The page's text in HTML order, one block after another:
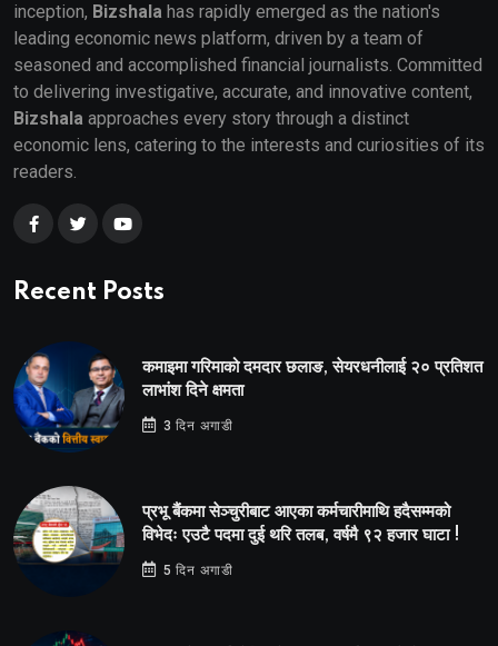
inception, Bizshala has rapidly emerged as the nation's
leading economic news platform, driven by a team of
seasoned and accomplished financial journalists. Committed
to delivering investigative, accurate, and innovative content,
Bizshala approaches every story through a distinct
economic lens, catering to the interests and curiosities of its
readers.
Recent Posts
कमाइमा गरिमाको दमदार छलाङ, सेयरधनीलाई २० प्रतिशत
लाभांश दिने क्षमता
3 दिन अगाडी
प्रभू बैंकमा सेञ्चुरीबाट आएका कर्मचारीमाथि हदैसम्मको
विभेदः एउटै पदमा दुई थरि तलब, वर्षमै ९२ हजार घाटा !
5 दिन अगाडी